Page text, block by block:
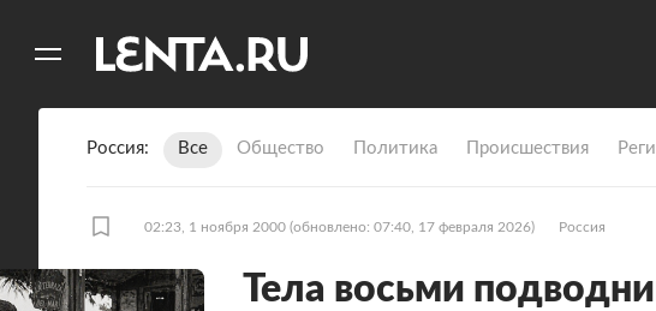
Россия Все Общество Политика Происшествия
02:23, 1 ноября 2000 (обновлено: 07:40, 17 февраля 2026) Россия
Тела восьми